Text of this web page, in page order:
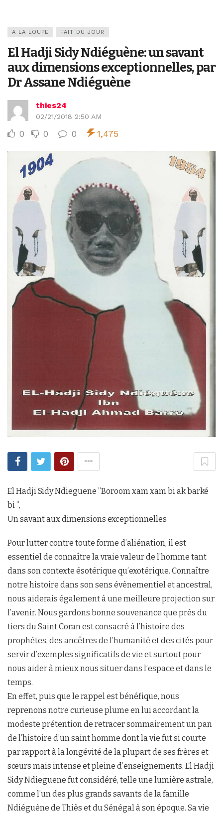
A LA LOUPE FAIT DU JOUR
El Hadji Sidy Ndiéguène: un savant
aux dimensions exceptionnelles, par
Dr Assane Ndiéguène
thies24
02/21/2018 2:50 AM
0 0 0 1,475
El Hadji Sidy Ndieguene ’’Boroom xam xam bi ak barké
bi ’’,
Un savant aux dimensions exceptionnelles
Pour lutter contre toute forme d’aliénation, il est
essentiel de connaître la vraie valeur de l’homme tant
dans son contexte ésotérique qu’exotérique. Connaître
notre histoire dans son sens évènementiel et ancestral,
nous aiderais également à une meilleure projection sur
l’avenir. Nous gardons bonne souvenance que près du
tiers du Saint Coran est consacré à l’histoire des
prophètes, des ancêtres de l’humanité et des cités pour
servir d’exemples significatifs de vie et surtout pour
nous aider à mieux nous situer dans l’espace et dans le
temps.
En effet, puis que le rappel est bénéfique, nous
reprenons notre curieuse plume en lui accordant la
modeste prétention de retracer sommairement un pan
de l’histoire d’un saint homme dont la vie fut si courte
par rapport à la longévité de la plupart de ses frères et
sœurs mais intense et pleine d’enseignements. El Hadji
Sidy Ndieguene fut considéré, telle une lumière astrale,
comme l’un des plus grands savants de la famille
Ndiéguène de Thiès et du Sénégal à son époque. Sa vie